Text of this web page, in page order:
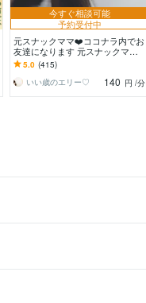
今すぐ相談可能
予約受付中
元スナックママ❤️ココナラ内でお
友達になります 元スナックママ
❤️あなたは1人じゃないよ☺︎
5.0 (415)
いい歳のエリー♡
140 円 /分